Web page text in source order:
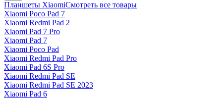
Планшеты XiaomiСмотреть все товары
Xiaomi Poco Pad 7
Xiaomi Redmi Pad 2
Xiaomi Pad 7 Pro
Xiaomi Pad 7
Xiaomi Poco Pad
Xiaomi Redmi Pad Pro
Xiaomi Pad 6S Pro
Xiaomi Redmi Pad SE
Xiaomi Redmi Pad SE 2023
Xiaomi Pad 6